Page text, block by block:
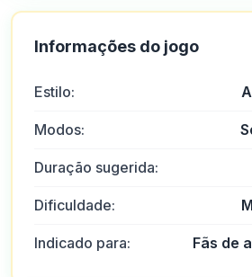
Informações do jogo
Estilo:
Modos:
Duração sugerida:
Dificuldade:
Indicado para: Fãs de